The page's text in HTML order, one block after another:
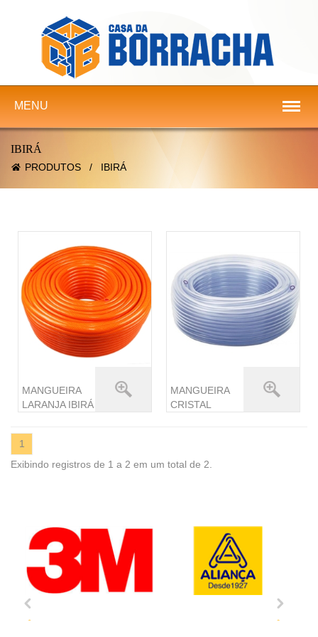
MENU
PRODUTOS / IBIRÁ
IBIRÁ
MANGUEIRA
LARANJA IBIRÁ
MANGUEIRA
CRISTAL
1
Exibindo registros de 1 a 2 em um total de 2.